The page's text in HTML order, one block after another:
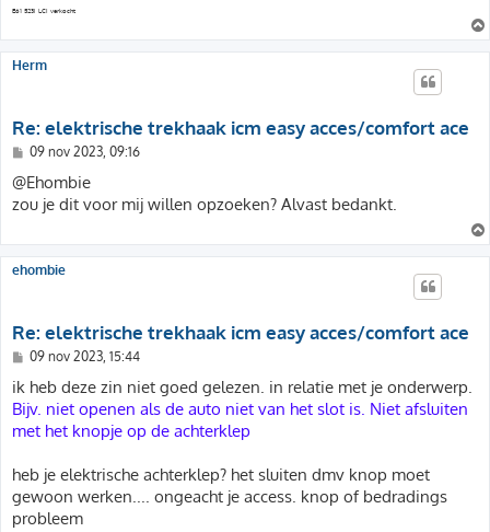
E61 523i LCI verkocht
Herm
Re: elektrische trekhaak icm easy acces/comfort ace
B
r
i
c
09 nov 2023, 09:16
@Ehombie
zou je dit voor mij willen opzoeken? Alvast bedankt.
ehombie
Re: elektrische trekhaak icm easy acces/comfort ace
B
i
c
h
t
09 nov 2023, 15:44
ik heb deze zin niet goed gelezen. in relatie met je onderwerp.
Bijv. niet openen als de auto niet van het slot is. Niet afsluiten
met het knopje op de achterklep
heb je elektrische achterklep? het sluiten dmv knop moet
gewoon werken.... ongeacht je access. knop of bedradings
probleem